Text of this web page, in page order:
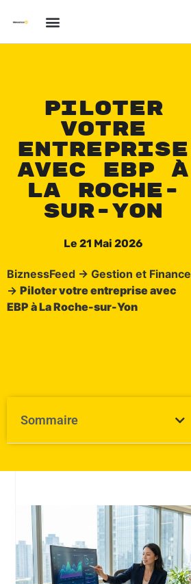
Piloter
votre
entreprise
avec EBP à
La Roche-
sur-Yon
Le 21 Mai 2026
BiznessFeed → Gestion et Finance
→ Piloter votre entreprise avec
EBP à La Roche-sur-Yon
Sommaire